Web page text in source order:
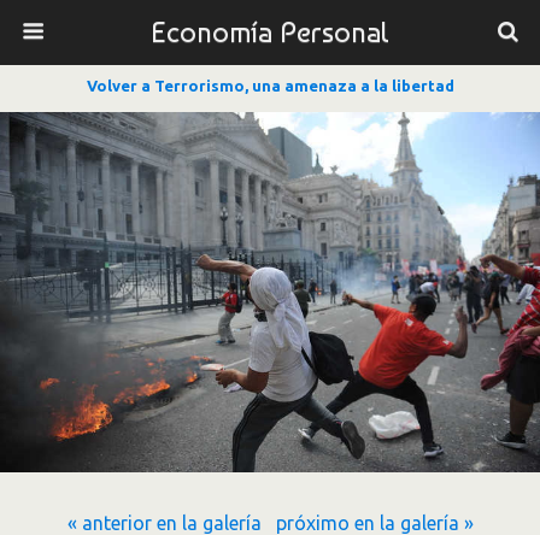
Economía Personal
Volver a Terrorismo, una amenaza a la libertad
« anterior en la galería próximo en la galería »